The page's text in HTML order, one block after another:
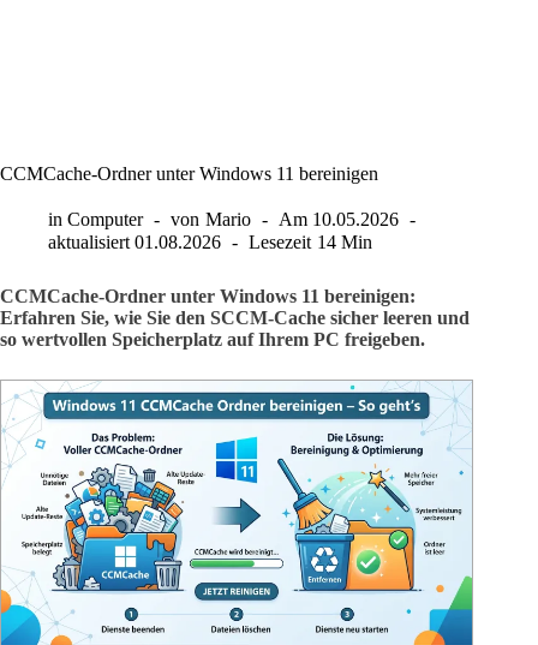
CCMCache-Ordner unter Windows 11 bereinigen
in Computer von Mario Am 10.05.2026
aktualisiert 01.08.2026 Lesezeit 14 Min
CCMCache-Ordner unter Windows 11 bereinigen:
Erfahren Sie, wie Sie den SCCM-Cache sicher leeren und
so wertvollen Speicherplatz auf Ihrem PC freigeben.